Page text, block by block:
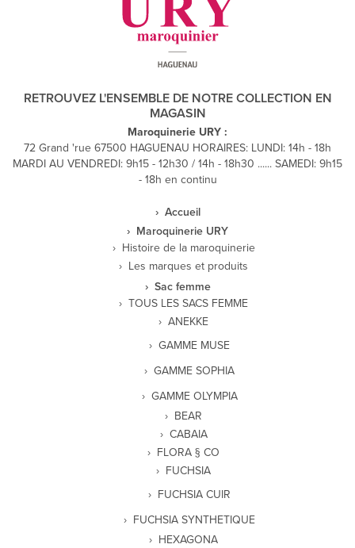
RETROUVEZ L'ENSEMBLE DE NOTRE COLLECTION EN
MAGASIN
Maroquinerie URY :
72 Grand 'rue 67500 HAGUENAU HORAIRES: LUNDI: 14h - 18h
MARDI AU VENDREDI: 9h15 - 12h30 / 14h - 18h30 ...... SAMEDI: 9h15
- 18h en continu
Accueil
Maroquinerie URY
Histoire de la maroquinerie
Les marques et produits
Sac femme
TOUS LES SACS FEMME
ANEKKE
GAMME MUSE
GAMME SOPHIA
GAMME OLYMPIA
BEAR
CABAIA
FLORA § CO
FUCHSIA
FUCHSIA CUIR
FUCHSIA SYNTHETIQUE
HEXAGONA